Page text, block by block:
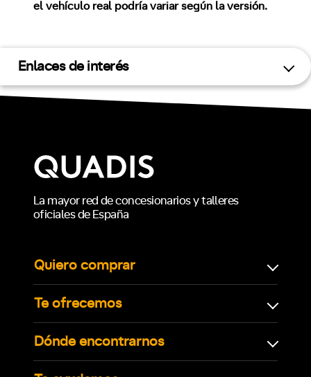
el vehículo real podría variar según la versión.
Enlaces de interés
La mayor red de concesionarios y talleres
oficiales de España
Quiero comprar
Te ofrecemos
Dónde encontrarnos